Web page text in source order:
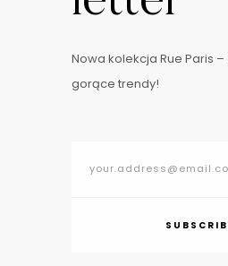
Nowa kolekcja Rue Paris
gorące trendy!